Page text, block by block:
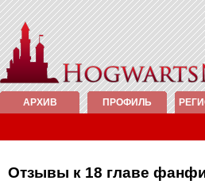
АРХИВ ПРОФИЛЬ
Отзывы к 18 главе